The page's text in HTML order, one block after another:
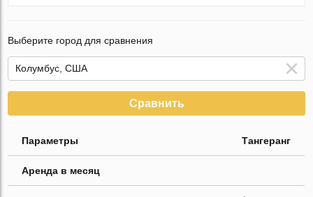
Выберите город для сравнения
Сравнить
Параметры Тангеранг
Аренда в месяц